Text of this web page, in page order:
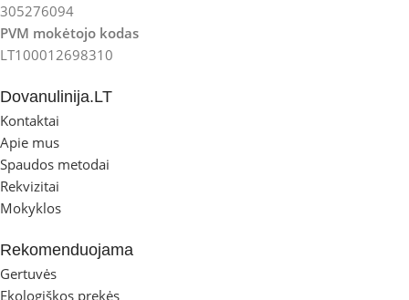
305276094
PVM mokėtojo kodas
LT100012698310
Dovanulinija.LT
Kontaktai
Apie mus
Spaudos metodai
Rekvizitai
Mokyklos
Rekomenduojama
Gertuvės
Ekologiškos prekės